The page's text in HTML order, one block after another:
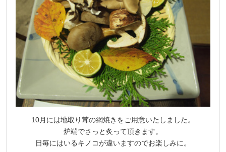
10月には地取り茸の網焼きをご用意いたしました。
炉端でさっと炙って頂きます。
日毎にはいるキノコが違いますのでお楽しみに。